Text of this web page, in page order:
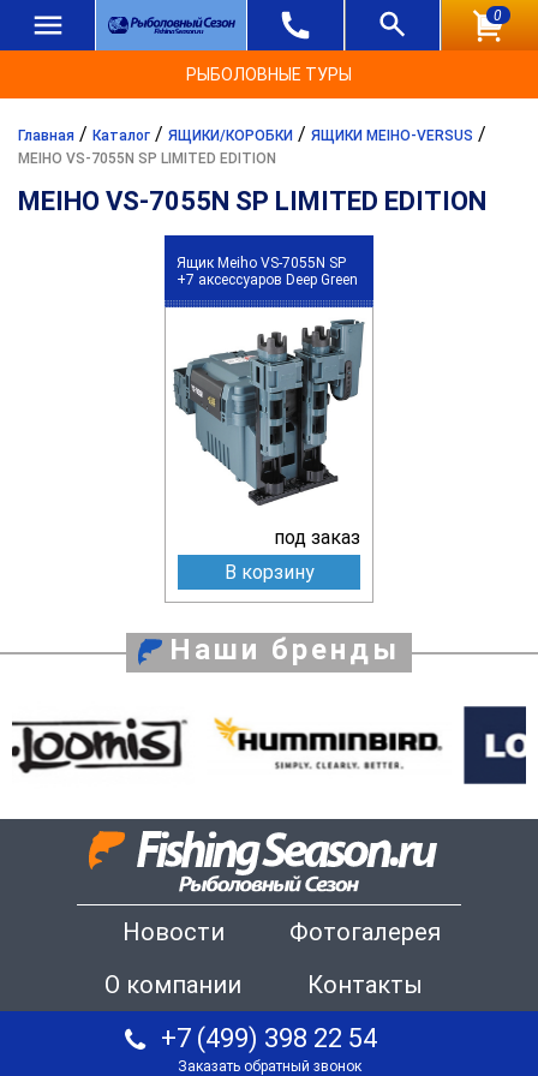
0
РЫБОЛОВНЫЕ ТУРЫ
Главная / Каталог / ЯЩИКИ/КОРОБКИ / ЯЩИКИ MEIHO-VERSUS /
MEIHO VS-7055N SP LIMITED EDITION
MEIHO VS-7055N SP LIMITED EDITION
Ящик Meiho VS-7055N SP
+7 аксессуаров Deep Green
под заказ
В корзину
Наши бренды
Новости
Фотогалерея
О компании
Контакты
+7 (499) 398 22 54
Заказать обратный звонок